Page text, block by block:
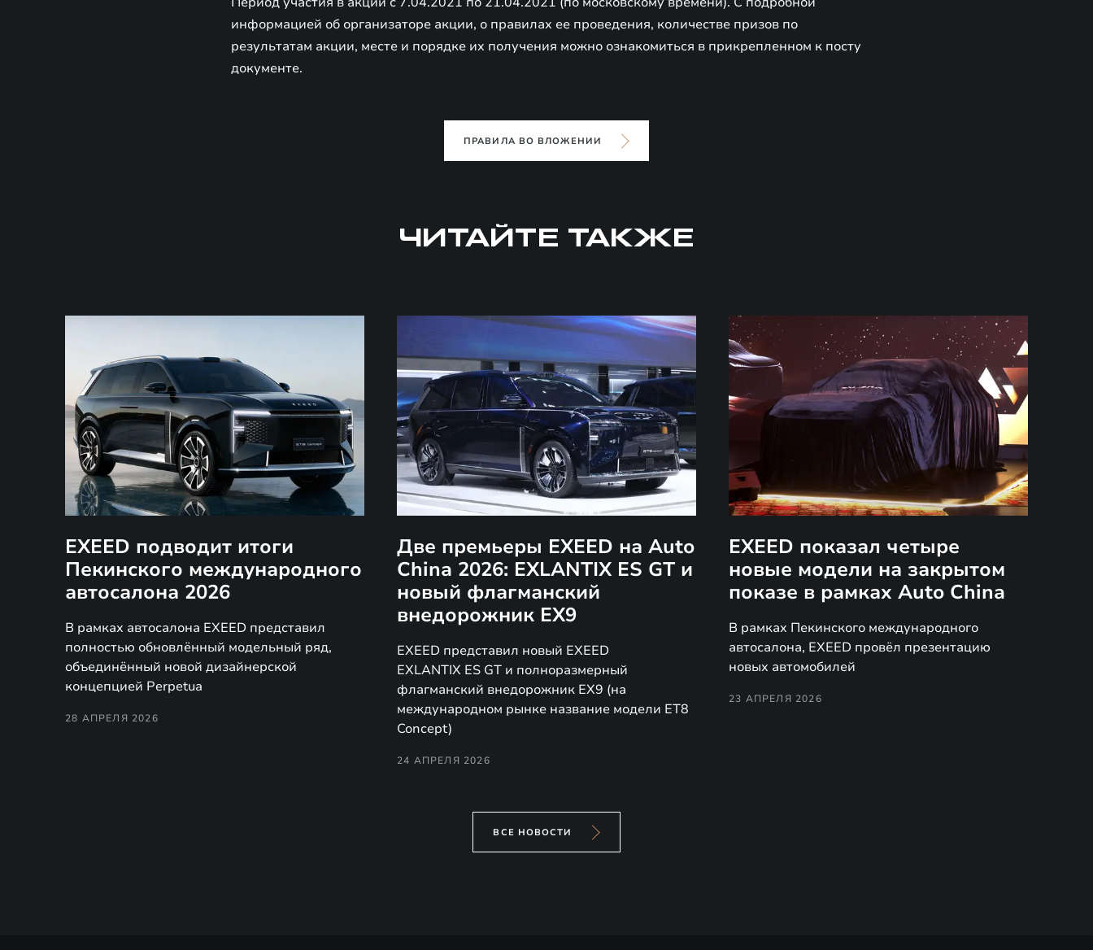
информацией об организаторе акции, о правилах ее проведения, количестве призов по
результатам акции, месте и порядке их получения можно ознакомиться в прикрепленном к посту
документе.
ПРАВИЛА ВО ВЛОЖЕНИИ
ЧИТАЙТЕ ТАКЖЕ
EXEED подводит итоги
Пекинского международного
автосалона 2026
В рамках автосалона EXEED представил
полностью обновлённый модельный ряд,
объединённый новой дизайнерской
концепцией Perpetua
28 АПРЕЛЯ 2026
Две премьеры EXEED на Auto
China 2026: EXLANTIX ES GT и
новый флагманский
внедорожник EX9
EXEED представил новый EXEED
EXLANTIX ES GT и полноразмерный
флагманский внедорожник EX9 (на
международном рынке название модели ET8
Concept)
24 АПРЕЛЯ 2026
EXEED показал четыре
новые модели на закрытом
показе в рамках Auto China
В рамках Пекинского международного
автосалона, EXEED провёл презентацию
новых автомобилей
23 АПРЕЛЯ 2026
ВСЕ НОВОСТИ